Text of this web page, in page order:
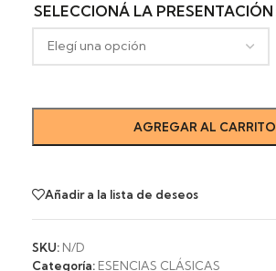
SELECCIONÁ LA PRESENTACIÓN
AGREGAR AL CARRITO
Añadir a la lista de deseos
SKU: N/D
Categoría: ESENCIAS CLÁSICAS